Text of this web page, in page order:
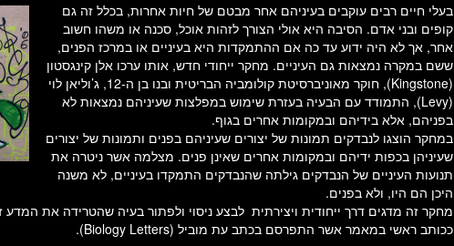
בעלי חיים רבים עוקבים בעיניהם אחר מבטם של חיות אחרות, בכלל זה גם
קופים ובני אדם. הסיבה היא אולי הצורך לזהות אוכל, סכנה או משהו חשוב
אחר, אך לא היה ידוע עד כה אם ההתמקדות היא בעיניים או במרכז הפנים,
ששם במקרה נמצאות גם העיניים. מחקר ייחודי חדש, אותו ערכו אלן קינגסטון
(Kingstone), חוקר מאוניברסיטת קולומביה הבריטית ובנו בן ה-12, ג’וליאן לוי
(Levy), התמודד עם הבעיה בעזרת שימוש במפלצות שעיניהם נמצאות לא
בפניהם, אלא בידיהם ובמקומות אחרים בגוף.
במחקר הוצגו לנבדקים תמונות של יצורים שעיניהם בפנים ותמונות של יצורים
שעיניהן בכפות ידיהם ובמקומות אחרים שאינן פנים. מצלמה אשר ניטרה את
תנועות העיניים של הנבדקים גילתה שהנבדקים התמקדו בעיניים, לא משנה
היכן הם היו, ולא בפנים.
ככותב ראשי במאמר אשר התפרסם בכתב עת מוביל (Biology Letters).